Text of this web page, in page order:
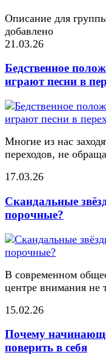
Описание для
добавлено
21.03.26
Бедственное
играют песни в
Многие из нас
переходов, не
17.03.26
Скандальные
порочные?
В современном
центре внимания не
15.02.26
Почему
поверить в себя